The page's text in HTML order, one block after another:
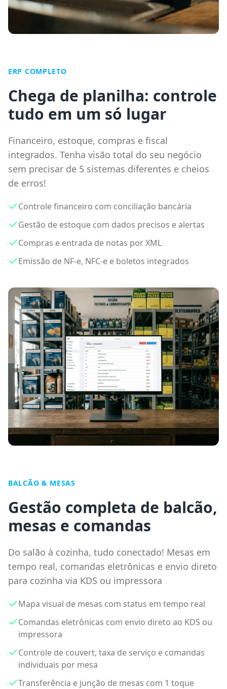
ERP COMPLETO
Chega de planilha: controle
tudo em um só lugar
Financeiro, estoque, compras e fiscal
integrados. Tenha visão total do seu negócio
sem precisar de 5 sistemas diferentes e cheios
de erros!
Controle financeiro com conciliação bancária
Gestão de estoque com dados precisos e alertas
Compras e entrada de notas por XML
Emissão de NF-e, NFC-e e boletos integrados
BALCÃO & MESAS
Gestão completa de balcão,
mesas e comandas
Do salão à cozinha, tudo conectado! Mesas em
tempo real, comandas eletrônicas e envio direto
para cozinha via KDS ou impressora
Mapa visual de mesas com status em tempo real
Comandas eletrônicas com envio direto ao KDS ou
impressora
Controle de couvert, taxa de serviço e comandas
individuais por mesa
Transferência e junção de mesas com 1 toque